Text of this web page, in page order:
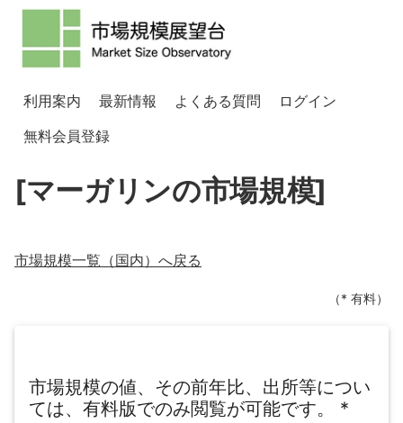
利用案内 最新情報 よくある質問
ログイン
無料会員登録
[マーガリンの市場規模]
市場規模一覧（国内）へ戻る
（* 有料）
市場規模の値、その前年比、出所等につい
ては、有料版でのみ閲覧が可能です。
*